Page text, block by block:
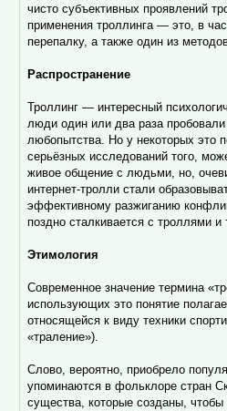
чисто субъективных проявлений
применения троллинга — это, в
перепалку, а также один из
Распространение
Троллинг — интересный
люди один или два раза
любопытства. Но у некоторых это
серьёзных исследований того,
живое общение с людьми, но,
интернет-тролли стали
эффективному разжиганию
поздно сталкивается с троллями
Этимология
Современное значение термина
использующих это понятие
относящейся к виду техники
«траление»).
Слово, вероятно, приобрело
упоминаются в фольклоре стран
существа, которые созданы, чтобы